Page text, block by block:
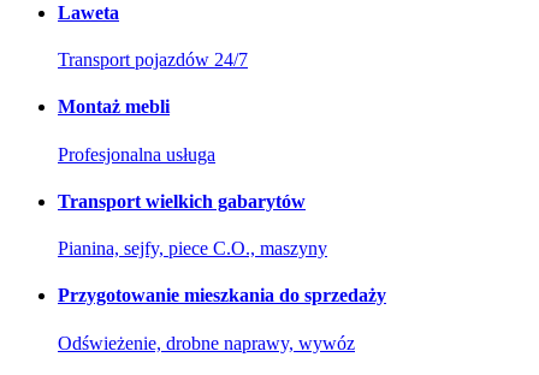
Laweta
Transport pojazdów 24/7
Montaż mebli
Profesjonalna usługa
Transport wielkich gabarytów
Pianina, sejfy, piece C.O., maszyny
Przygotowanie mieszkania do sprzedaży
Odświeżenie, drobne naprawy, wywóz